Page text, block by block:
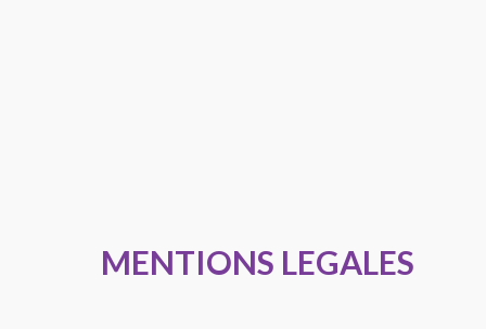
MENTIONS LEGALES